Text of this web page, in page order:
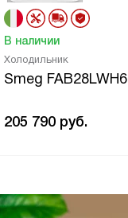
В наличии
Холодильник
Smeg FAB28LWH6
205 790 руб.